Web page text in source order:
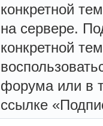
конкретной
на сервере.
конкретной
форума или в
ссылке